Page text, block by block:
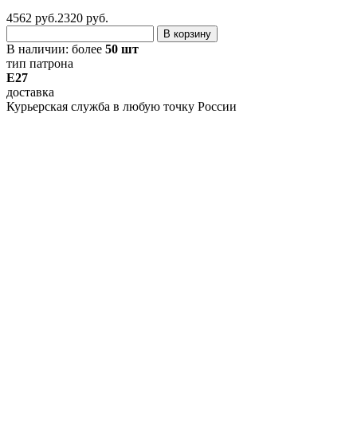
4562 руб.2320 руб.
В корзину
В наличии: более 50 шт
тип патрона
E27
доставка
Курьерская служба в любую точку России